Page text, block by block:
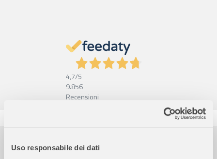
Uso responsabile dei dati
4,7/5
9.856
Recensioni